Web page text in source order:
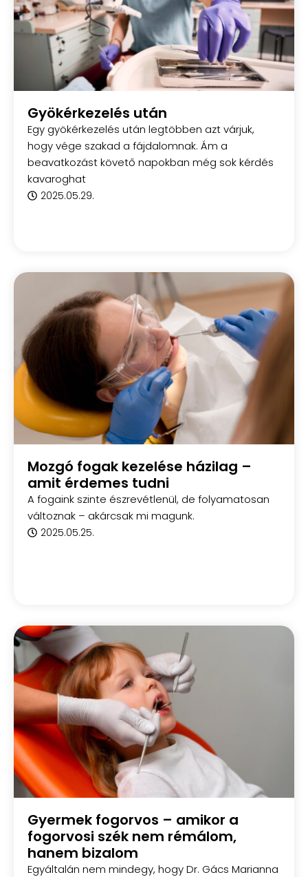
Gyökérkezelés után
Egy gyökérkezelés után legtöbben azt várjuk,
hogy vége szakad a fájdalomnak. Ám a
beavatkozást követő napokban még sok kérdés
kavaroghat
2025.05.29.
Mozgó fogak kezelése házilag –
amit érdemes tudni
A fogaink szinte észrevétlenül, de folyamatosan
változnak – akárcsak mi magunk.
2025.05.25.
Gyermek fogorvos – amikor a
fogorvosi szék nem rémálom,
hanem bizalom
Egyáltalán nem mindegy, hogy Dr. Gács Marianna